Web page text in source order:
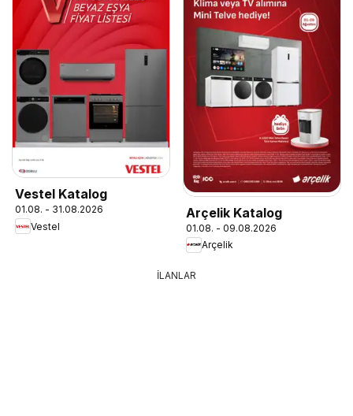
Vestel Katalog
01.08. - 31.08.2026
Vestel
Arçelik Katalog
01.08. - 09.08.2026
Arçelik
İLANLAR